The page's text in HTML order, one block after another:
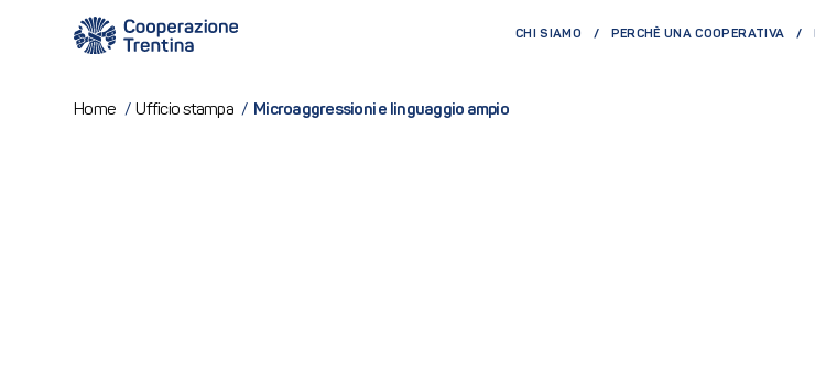
CHI SIAMO PERCHÈ UNA COOPERATIVA
Home / Ufficio stampa / Microaggressioni e linguaggio ampio